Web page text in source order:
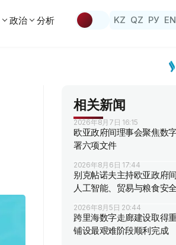
政治 分析 KZ QZ РУ EN
相关新闻
2026年8月7日 16:15
欧亚政府间理事会聚焦数
署六项文件
2026年8月6日 17:44
别克帖诺夫主持欧亚政府
人工智能、贸易与粮食安全
2026年8月5日 20:44
跨里海数字走廊建设取得
铺设最艰难阶段顺利完成